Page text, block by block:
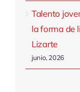
Talento
la forma de
Lizarte
junio, 2026